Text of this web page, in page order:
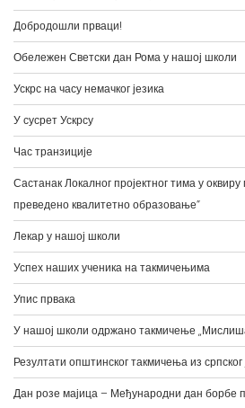
Добродошли прваци!
Обележен Светски дан Рома у нашој школи
Ускрс на часу немачког језика
У сусрет Ускрсу
Час транзиције
Састанак Локалног пројектног тима у
преведено квалитетно образовање”
Лекар у нашој школи
Успех наших ученика на такмичењима
Упис првака
У нашој школи одржано такмичење
Резултати општинског такмичења из српског
Дан розе мајица – Међународни дан борбе